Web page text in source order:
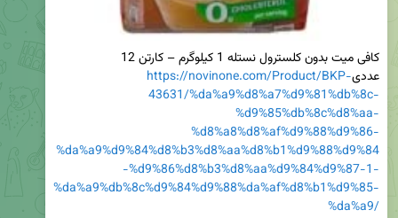
عددیhttps://novinone.com/Product/BKP-
43631/%da%a9%d8%a7%d9%81%db%8c-
%d9%85%db%8c%d8%aa-
%d8%a8%d8%af%d9%88%d9%86-
%da%a9%d9%84%d8%b3%d8%aa%d8%b1%d9%88%d9%84
-%d9%86%d8%b3%d8%aa%d9%84%d9%87-1-
%da%a9%db%8c%d9%84%d9%88%da%af%d8%b1%d9%85-
%da%a9/